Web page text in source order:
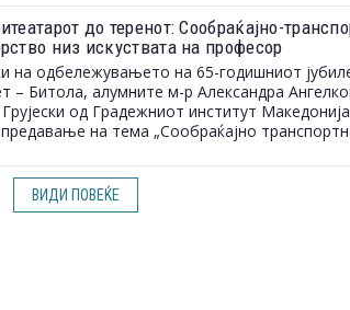
до теренот: Сообраќајно-
низ искуствата на професор
на одбележувањето на 65-годишниот
– Битола, алумните м-р Александра
од Градежниот институт
на тема „Сообраќајно
до пракса“.
ВИДИ ПОВЕЌЕ